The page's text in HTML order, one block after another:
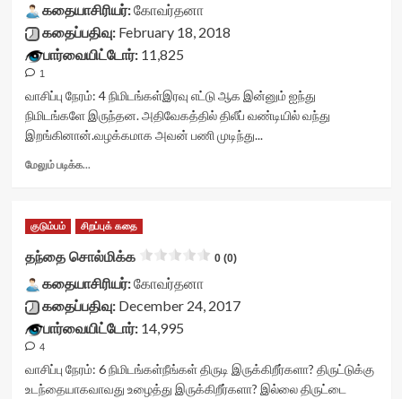
title-
container">
<div
class='yasr-
title
yasr-
rater-
stars'
rater-
f287699ab61d5'
data-
rating='0'
data-
rater-
starsize='16'
rater-
postid='28495'
கதையாசிரியர்:கோவர்தனா
கதைப்பதிவு:February 18, 2018
பார்வையிட்டோர்:11,825
1
வாசிப்பு நேரம்: 4 நிமிடங்கள்இரவு எட்டு ஆக இன்னும் ஐந்து
நிமிடங்களே இருந்தன. அதிவேகத்தில் திலீப் வண்டியில் வந்து
இறங்கினான்.வழக்கமாக அவன் பணி முடிந்து...
மேலும் படிக்க...
துரோகியல்ல<div
class="yasr-
vv-
stars-
title-
container">
<div
stars-
குடும்பம் சிறப்புக் கதை
தந்தை சொல்மிக்க 0 (0)
கதையாசிரியர்:கோவர்தனா
கதைப்பதிவு:December 24, 2017
பார்வையிட்டோர்:14,995
4
வாசிப்பு நேரம்: 6 நிமிடங்கள்நீங்கள் திருடி இருக்கிறீர்களா? திருட்டுக்கு
உடந்தையாகவாவது உழைத்து இருக்கிறீர்களா? இல்லை திருட்டை